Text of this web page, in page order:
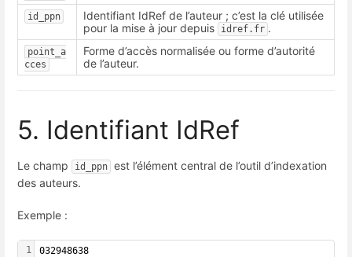
id_ppn
Identifiant IdRef de l’auteur ; c’est la clé utilisée
pour la mise à jour depuis
idref.fr .
point_a
cces
Forme d’accès normalisée ou forme d’autorité
de l’auteur.
5. Identifiant IdRef
Le champ id_ppn est l’élément central de l’outil d’indexation
des auteurs.
Exemple :
1
032948638